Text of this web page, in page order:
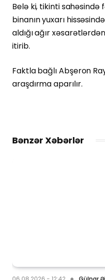
Belə ki, tikinti sahəsində
binanın yuxarı
aldığı ağır
itirib.
Faktla bağlı Abşeron
araşdırma aparılır.
Bənzər Xəbərlər